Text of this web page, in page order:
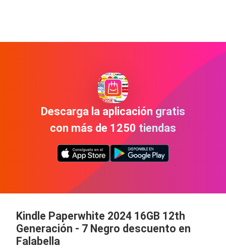
Descarga la aplicación gratis
con más de 1250 tiendas
Kindle Paperwhite 2024 16GB 12th
Generación - 7 Negro descuento en
Falabella